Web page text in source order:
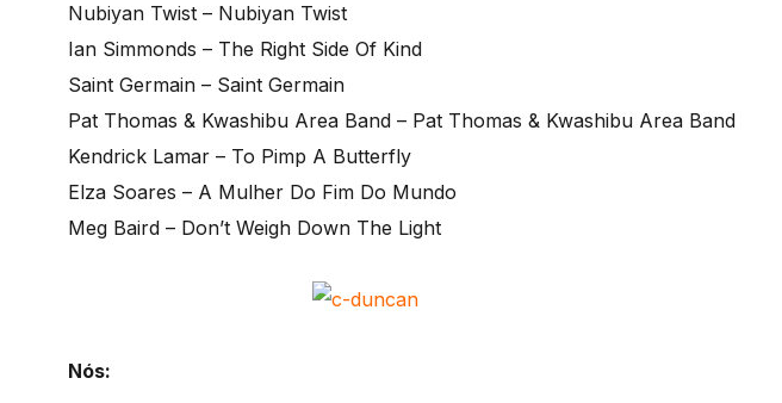
Nubiyan Twist – Nubiyan Twist
Ian Simmonds – The Right Side Of Kind
Saint Germain – Saint Germain
Pat Thomas & Kwashibu Area Band – Pat Thomas & Kwashibu Area Band
Kendrick Lamar – To Pimp A Butterfly
Elza Soares – A Mulher Do Fim Do Mundo
Meg Baird – Don’t Weigh Down The Light
Nós: